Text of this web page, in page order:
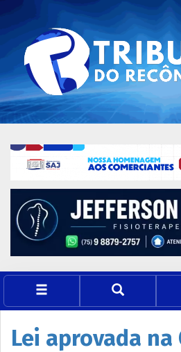
Lei aprovada na